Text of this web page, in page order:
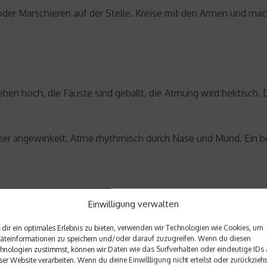
Einwilligung verwalten
dir ein optimales Erlebnis zu bieten, verwenden wir Technologien wie Cookies, um
zu speichern und/oder darauf zuzugreifen. Wenn du diesen
zustimmst, können wir Daten wie das Surfverhalten oder eindeutige IDs
Website verarbeiten. Wenn du deine Einwillligung nicht erteilst oder
Marschieren auf der Stelle. Kreise mit den Armen und
hoch, die Fäuste sind geballt, die Atmung wird
angewinkelt. Atme rhythmisch durch Nase und Mund. Ein
erheblich. Trotzdem versuchen viele Läufer, ihr
Hitze läufst du langsamer, bei Gegenwind ebenfalls. Höre